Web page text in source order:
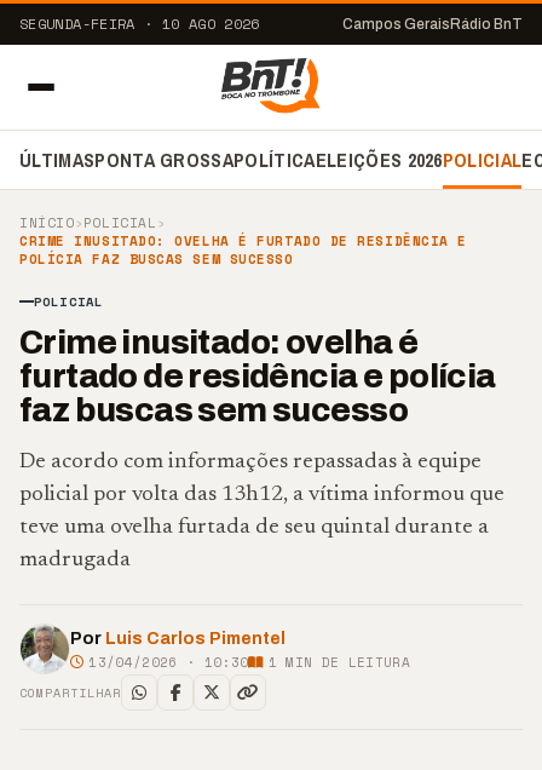
SEGUNDA-FEIRA · 10 AGO 2026 Campos Gerais Rádio BnT
ÚLTIMASPONTA GROSSAPOLÍTICAELEIÇÕES 2026POLICIAL
INÍCIO›POLICIAL ›
CRIME INUSITADO: OVELHA É FURTADO DE RESIDÊNCIA E
POLÍCIA FAZ BUSCAS SEM SUCESSO
POLICIAL
Crime inusitado: ovelha é
furtado de residência e polícia
faz buscas sem sucesso
De acordo com informações repassadas à equipe
policial por volta das 13h12, a vítima informou que
teve uma ovelha furtada de seu quintal durante a
madrugada
Por Luis Carlos Pimentel
13/04/2026 · 10:30 1 MIN DE LEITURA
COMPARTILHAR